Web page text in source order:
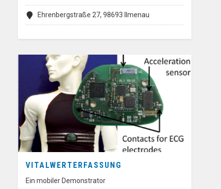
Ehrenbergstraße 27, 98693 Ilmenau
VITALWERTERFASSUNG
Ein mobiler Demonstrator